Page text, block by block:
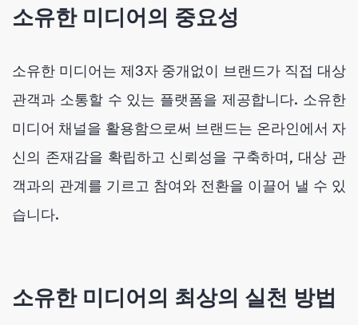
소유한 미디어의 중요성
소유한 미디어는 제3자 중개없이 브랜드가 직접 대상
관객과 소통할 수 있는 플랫폼을 제공합니다. 소유한
미디어 채널을 활용함으로써 브랜드는 온라인에서 자
신의 존재감을 확립하고 신뢰성을 구축하며, 대상 관
객과의 관계를 기르고 참여와 전환을 이끌어 낼 수 있
습니다.
소유한 미디어의 최상의 실천 방법